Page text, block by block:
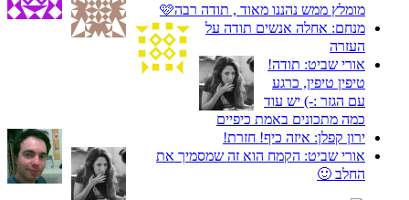
מומלץ ממש נהננו מאוד , תודה רבה🩷
מנחם: אחלה אנשים תודה על
העזרה
אורי שביט: תודה!
טיפין טיפין, כרגע
עם הגזר :-) יש עוד
כמה מתכונים באמת כיפיים
ירון קפלן: איזה כיף! חזרת!
אורי שביט: הקמח הוא זה שמסמיך את
החלב 🙂